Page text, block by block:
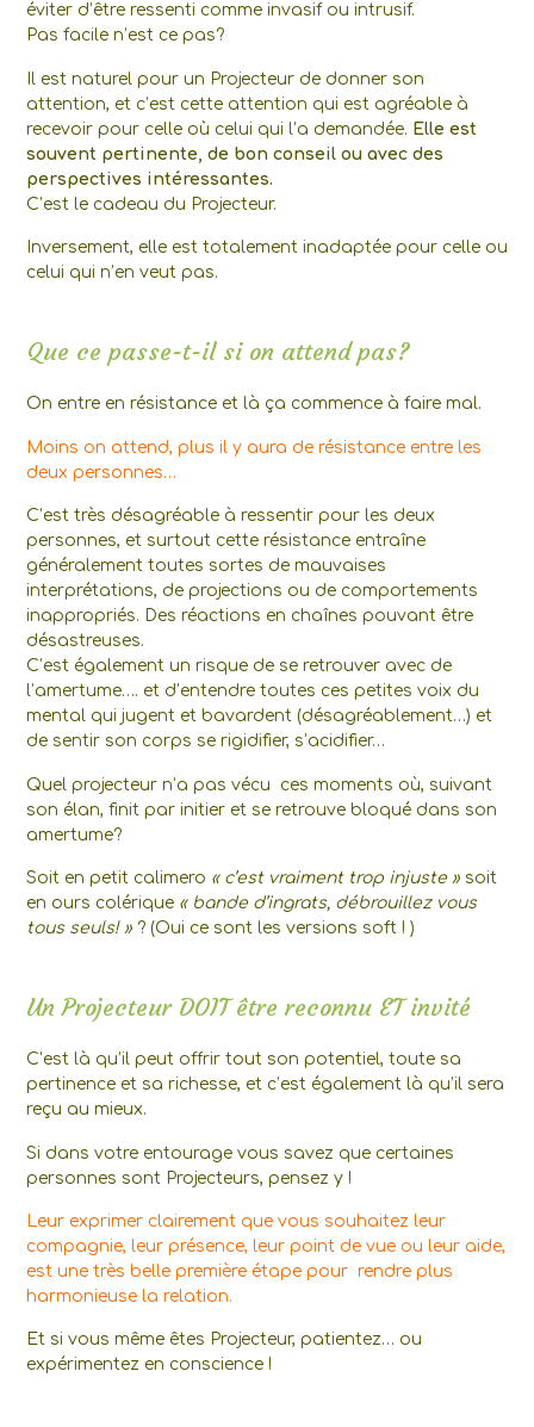
éviter d’être ressenti comme invasif ou intrusif.
Pas facile n’est ce pas?
Il est naturel pour un Projecteur de donner son
attention, et c’est cette attention qui est agréable à
recevoir pour celle où celui qui l’a demandée. Elle est
souvent pertinente, de bon conseil ou avec des
perspectives intéressantes.
C’est le cadeau du Projecteur.
Inversement, elle est totalement inadaptée pour celle ou
celui qui n’en veut pas.
Que ce passe-t-il si on attend pas?
On entre en résistance et là ça commence à faire mal.
Moins on attend, plus il y aura de résistance entre les
deux personnes…
C’est très désagréable à ressentir pour les deux
personnes, et surtout cette résistance entraîne
généralement toutes sortes de mauvaises
interprétations, de projections ou de comportements
inappropriés. Des réactions en chaînes pouvant être
désastreuses.
C’est également un risque de se retrouver avec de
l’amertume…. et d’entendre toutes ces petites voix du
mental qui jugent et bavardent (désagréablement…) et
de sentir son corps se rigidifier, s’acidifier…
Quel projecteur n’a pas vécu ces moments où, suivant
son élan, finit par initier et se retrouve bloqué dans son
amertume?
Soit en petit calimero « c’est vraiment trop injuste » soit
en ours colérique « bande d’ingrats, débrouillez vous
tous seuls! » ? (Oui ce sont les versions soft ! )
Un Projecteur DOIT être reconnu ET invité
C’est là qu’il peut offrir tout son potentiel, toute sa
pertinence et sa richesse, et c’est également là qu’il sera
reçu au mieux.
Si dans votre entourage vous savez que certaines
personnes sont Projecteurs, pensez y !
Leur exprimer clairement que vous souhaitez leur
compagnie, leur présence, leur point de vue ou leur aide,
est une très belle première étape pour rendre plus
harmonieuse la relation.
Et si vous même êtes Projecteur, patientez… ou
expérimentez en conscience !